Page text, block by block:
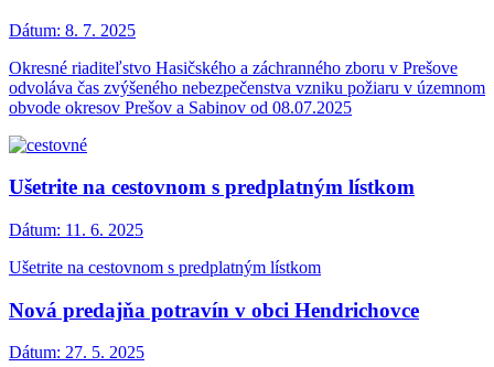
Dátum: 8. 7. 2025
Okresné riaditeľstvo Hasičského a záchranného zboru v Prešove
odvoláva čas zvýšeného nebezpečenstva vzniku požiaru v územnom
obvode okresov Prešov a Sabinov od 08.07.2025
Ušetrite na cestovnom s predplatným lístkom
Dátum: 11. 6. 2025
Ušetrite na cestovnom s predplatným lístkom
Nová predajňa potravín v obci Hendrichovce
Dátum: 27. 5. 2025